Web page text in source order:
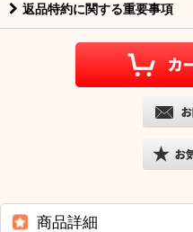
返品特約に関する重要事項
商品詳細